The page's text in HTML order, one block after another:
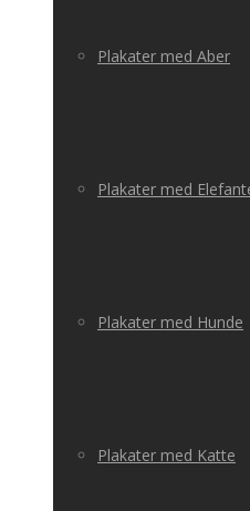
Plakater med Aber
Plakater med
Plakater med Hunde
Plakater med Katte